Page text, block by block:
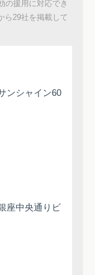
の援用に対応でき
ら29社を掲載して
ンシャイン60
座中央通りビ